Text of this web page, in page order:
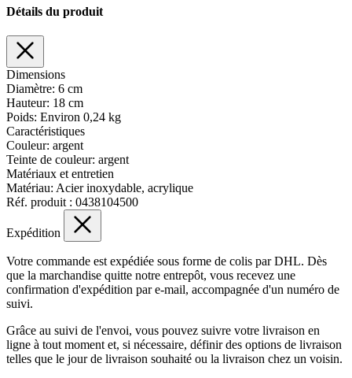
Détails du produit
Dimensions
Diamètre: 6 cm
Hauteur: 18 cm
Poids: Environ 0,24 kg
Caractéristiques
Couleur: argent
Teinte de couleur: argent
Matériaux et entretien
Matériau: Acier inoxydable, acrylique
Réf. produit : 0438104500
Expédition
Votre commande est expédiée sous forme de colis par DHL. Dès
que la marchandise quitte notre entrepôt, vous recevez une
confirmation d'expédition par e-mail, accompagnée d'un numéro de
suivi.
Grâce au suivi de l'envoi, vous pouvez suivre votre livraison en
ligne à tout moment et, si nécessaire, définir des options de livraison
telles que le jour de livraison souhaité ou la livraison chez un voisin.